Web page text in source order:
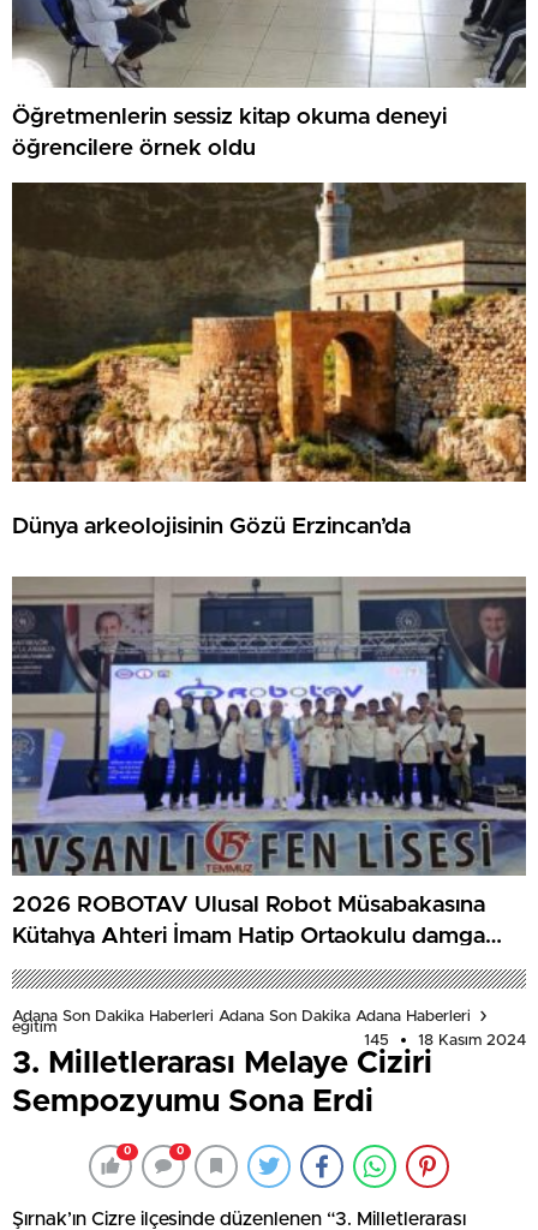
Öğretmenlerin sessiz kitap okuma deneyi
öğrencilere örnek oldu
Dünya arkeolojisinin Gözü Erzincan’da
2026 ROBOTAV Ulusal Robot Müsabakasına
Kütahya Ahteri İmam Hatip Ortaokulu damga
vurdu
Adana Son Dakika Haberleri Adana Son Dakika Adana Haberleri
eğitim
145
18 Kasım 2024
3. Milletlerarası Melaye Ciziri
Sempozyumu Sona Erdi
0 0
Şırnak’ın Cizre ilçesinde düzenlenen “3. Milletlerarası